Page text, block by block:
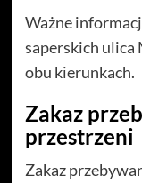
Ważne
saperskich ulica
obu kierunkach.
Zakaz
przestrzeni
Zakaz